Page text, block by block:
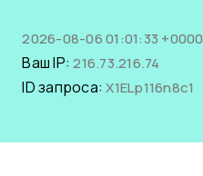
2026-08-06 01:01:33 +0000
Ваш IP:216.73.216.74
ID запроса:X1ELp116n8c1